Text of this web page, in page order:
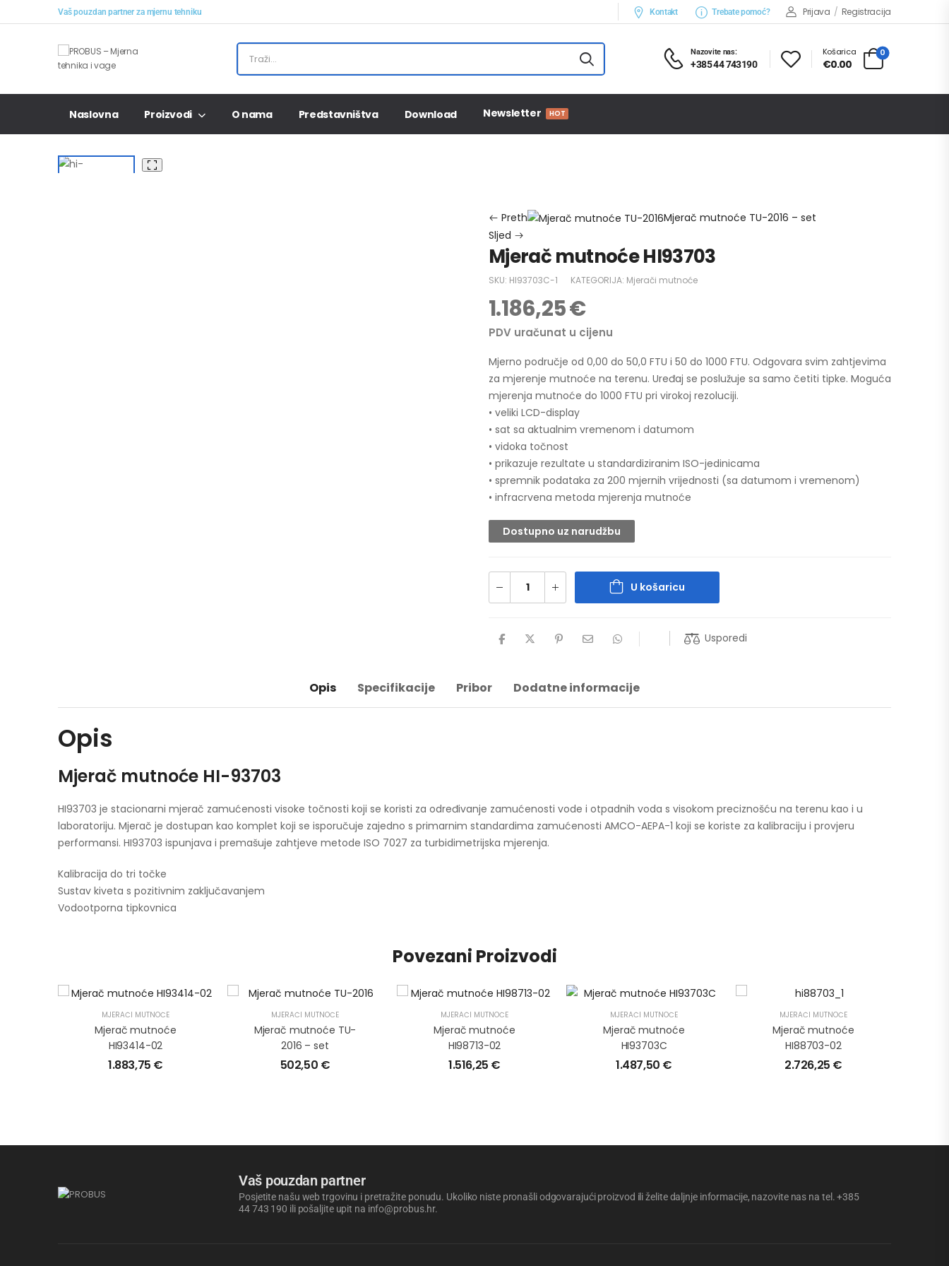
Vaš pouzdan partner za mjernu tehniku Kontakt Trebate pomoć? Prijava / Registracija
Nazovite nas:
+385 44 743190
Košarica
€0.00
0
Naslovna Proizvodi O nama Predstavništva Download Newsletter HOT
Preth
Mjerač mutnoće TU-2016 – set
Sljed
Mjerač mutnoće HI93703
SKU: HI93703C-1 KATEGORIJA: Mjerači mutnoće
1.186,25€
PDV uračunat u cijenu
Mjerno područje od 0,00 do 50,0 FTU i 50 do 1000 FTU. Odgovara svim zahtjevima
za mjerenje mutnoće na terenu. Uređaj se poslužuje sa samo četiti tipke. Moguća
mjerenja mutnoće do 1000 FTU pri virokoj rezoluciji.
• veliki LCD-display
• sat sa aktualnim vremenom i datumom
• vidoka točnost
• prikazuje rezultate u standardiziranim ISO-jedinicama
• spremnik podataka za 200 mjernih vrijednosti (sa datumom i vremenom)
• infracrvena metoda mjerenja mutnoće
Dostupno uz narudžbu
U košaricu
Usporedi
Opis Specifikacije Pribor Dodatne informacije
Opis
Mjerač mutnoće HI-93703
HI93703 je stacionarni mjerač zamućenosti visoke točnosti koji se koristi za određivanje zamućenosti vode i otpadnih voda s visokom preciznošću na terenu kao i u
laboratoriju. Mjerač je dostupan kao komplet koji se isporučuje zajedno s primarnim standardima zamućenosti AMCO-AEPA-1 koji se koriste za kalibraciju i provjeru
performansi. HI93703 ispunjava i premašuje zahtjeve metode ISO 7027 za turbidimetrijska mjerenja.
Kalibracija do tri točke
Sustav kiveta s pozitivnim zaključavanjem
Vodootporna tipkovnica
Povezani Proizvodi
MJERAČI MUTNOĆE
Mjerač mutnoće
HI93414-02
1.883,75 €
MJERAČI MUTNOĆE
Mjerač mutnoće TU-
2016 – set
502,50 €
MJERAČI MUTNOĆE
Mjerač mutnoće
HI98713-02
1.516,25 €
MJERAČI MUTNOĆE
Mjerač mutnoće
HI93703C
1.487,50 €
MJERAČI MUTNOĆE
Mjerač mutnoće
HI88703-02
2.726,25 €
Vaš pouzdan partner
Posjetite našu web trgovinu i pretražite ponudu. Ukoliko niste pronašli odgovarajući proizvod ili želite daljnje informacije, nazovite nas na tel. +385
44 743 190 ili pošaljite upit na info@probus.hr.